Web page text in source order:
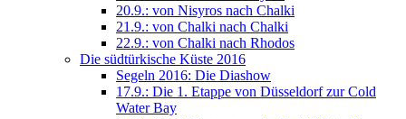
20.9.: von Nisyros nach Chalki
21.9.: von Chalki nach Chalki
22.9.: von Chalki nach Rhodos
Die südtürkische Küste 2016
Segeln 2016: Die Diashow
17.9.: Die 1. Etappe von Düsseldorf zur Cold
Water Bay